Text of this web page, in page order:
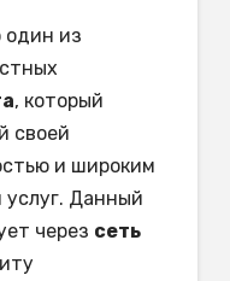
один из
, который
своей
и широким
услуг. Данный
через сеть